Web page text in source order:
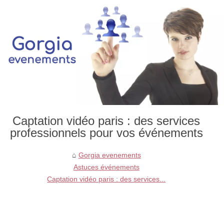
Captation vidéo paris : des services
professionnels pour vos événements
Gorgia evenements
Astuces événements
Captation vidéo paris : des services...